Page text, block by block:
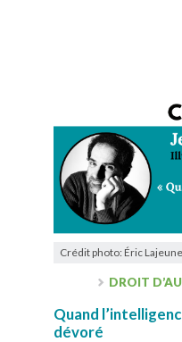
Crédit photo: Éric
DROIT
Quand
dévoré